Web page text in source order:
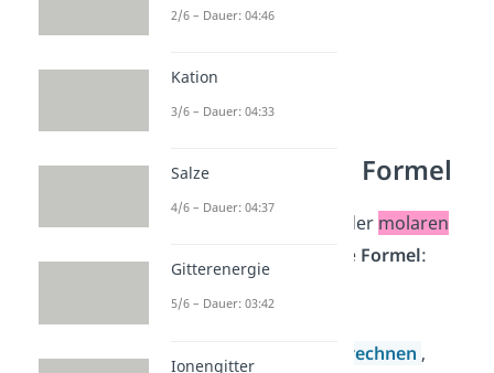
Molare Masse Formel
Für die Berechnung der molaren
benutzt du die Formel:
berechnen ,
2/6 – Dauer: 04:46
Kation
3/6 – Dauer: 04:33
Salze
4/6 – Dauer: 04:37
Gitterenergie
5/6 – Dauer: 03:42
Ionengitter